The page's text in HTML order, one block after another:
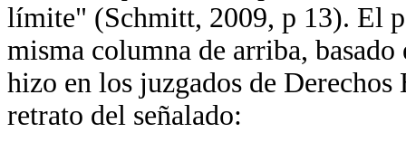
límite" (Schmitt, 2009, p 13). El
misma columna de arriba,
hizo en los juzgados de
retrato del señalado: